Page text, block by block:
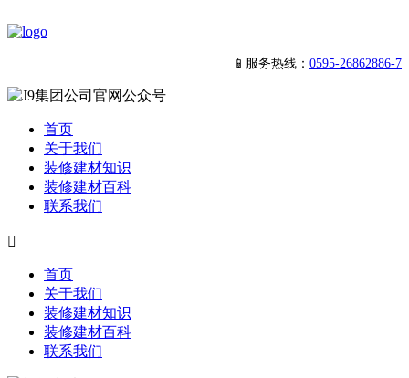
📱服务热线： 0595-26862886-7
首页
关于我们
装修建材知识
装修建材百科
联系我们

首页
关于我们
装修建材知识
装修建材百科
联系我们